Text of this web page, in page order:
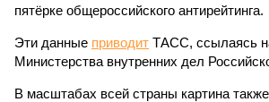
пятёрке общероссийского антирейтинга.
Эти данные приводит ТАСС, ссылаясь
Министерства внутренних дел
В масштабах всей страны картина